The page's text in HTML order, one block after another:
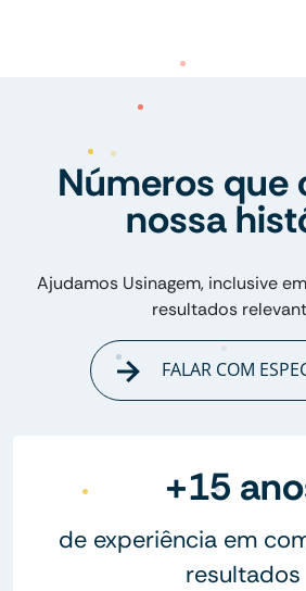
Números que
nossa
Ajudamos Usinagem, inclusive
resultados
FALAR COM
+15
de experiência em
resultados